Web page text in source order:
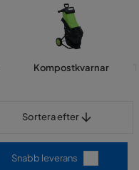
Kompostkvarnar
Sortera efter
Snabb leverans